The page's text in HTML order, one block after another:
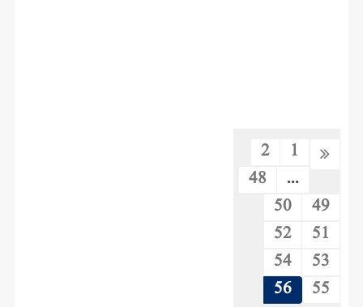
1
2
...
48
49
50
51
52
53
54
55
56